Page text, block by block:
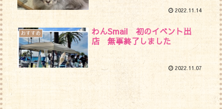
2022.11.14
おすすめ
わんSmail 初のイベント出
店 無事終了しました
2022.11.07